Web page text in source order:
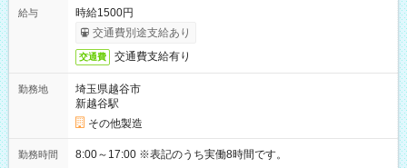
給与
時給1500円
交通費別途支給あり
交通費 交通費支給有り
勤務地
埼玉県越谷市
新越谷駅
その他製造
勤務時間 8:00～17:00 ※表記のうち実働8時間です。